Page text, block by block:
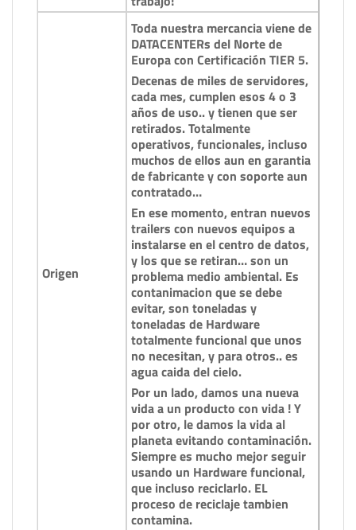
Origen
Toda nuestra mercancia viene de
DATACENTERs del Norte de
Europa con Certificación TIER 5.
Decenas de miles de servidores,
cada mes, cumplen esos 4 o 3
años de uso.. y tienen que ser
retirados. Totalmente
operativos, funcionales, incluso
muchos de ellos aun en garantia
de fabricante y con soporte aun
contratado…
En ese momento, entran nuevos
trailers con nuevos equipos a
instalarse en el centro de datos,
y los que se retiran… son un
problema medio ambiental. Es
contanimacion que se debe
evitar, son toneladas y
toneladas de Hardware
totalmente funcional que unos
no necesitan, y para otros.. es
agua caida del cielo.
Por un lado, damos una nueva
vida a un producto con vida ! Y
por otro, le damos la vida al
planeta evitando contaminación.
Siempre es mucho mejor seguir
usando un Hardware funcional,
que incluso reciclarlo. EL
proceso de reciclaje tambien
contamina.